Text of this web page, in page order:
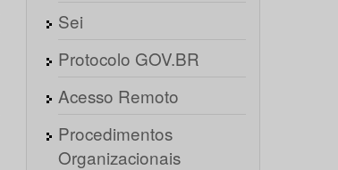
Sei
Protocolo GOV.BR
Acesso Remoto
Procedimentos
Organizacionais